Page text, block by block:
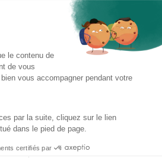
le contenu de
de vous
vous accompagner pendant votre
par la suite, cliquez sur le lien
dans le pied de page.
certifiés par